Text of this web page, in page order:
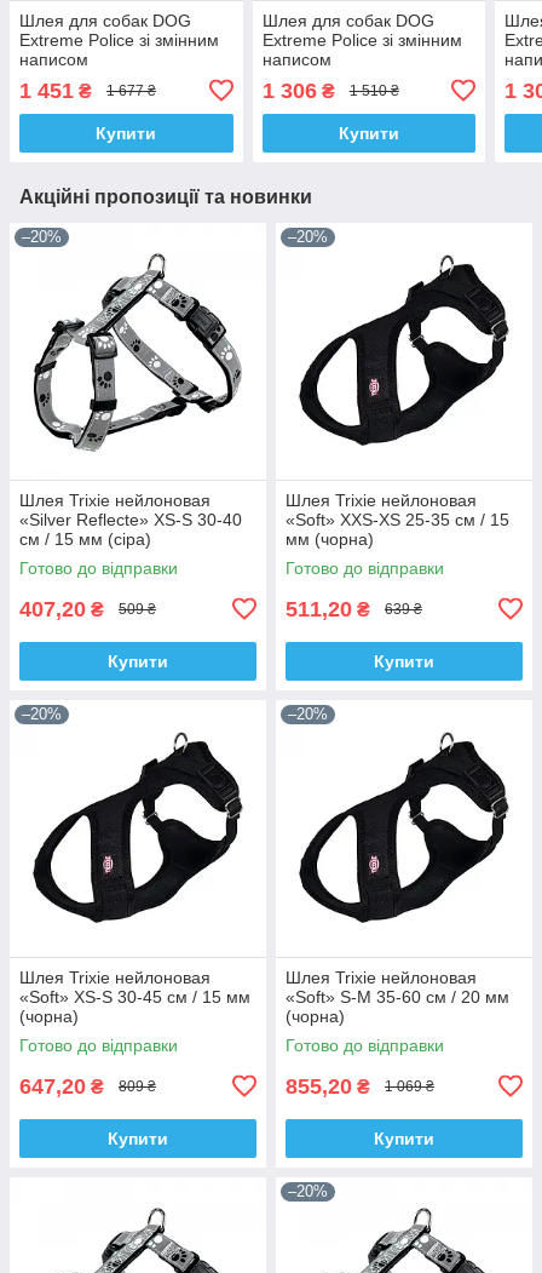
Шлея для собак DOG
Extreme Police зі змінним
написом
1 451 ₴ 1 677 ₴
Купити
Шлея для собак DOG
Extreme Police зі змінним
написом
1 306₴ 1 510 ₴
Купити
1
Акційні пропозиції та новинки
–20%
Шлея Trixie нейлоновая
«Silver Reflecte» XS-S 30-40
см / 15 мм (сіра)
Готово до відправки
407,20 ₴ 509 ₴
Купити
–20%
Шлея Trixie нейлоновая
«Soft» XXS-XS 25-35 см / 15
мм (чорна)
Готово до відправки
511,20 ₴ 639 ₴
Купити
–20%
Шлея Trixie нейлоновая
«Soft» XS-S 30-45 см / 15 мм
(чорна)
Готово до відправки
647,20 ₴ 809 ₴
Купити
–20%
Шлея Trixie нейлоновая
«Soft» S-M 35-60 см / 20 мм
(чорна)
Готово до відправки
855,20 ₴ 1 069 ₴
Купити
–20%